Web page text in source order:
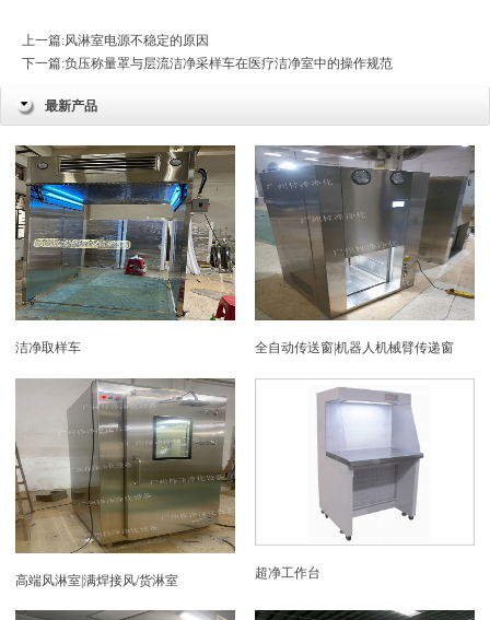
上一篇:风淋室电源不稳定的原因
下一篇:负压称量罩与层流洁净采样车在医疗洁净室中的操作规范
最新产品
洁净取样车 全自动传送窗|机器人机械臂传递窗
高端风淋室|满焊接风/货淋室 超净工作台